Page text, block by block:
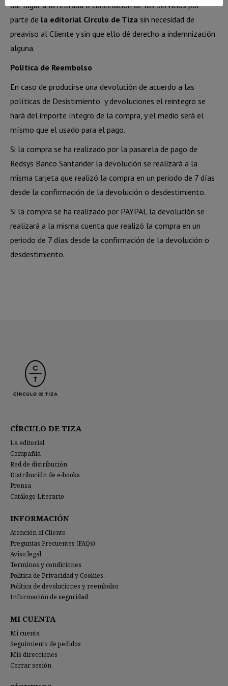
dar lugar a la retirada o cancelación de los Servicios por
parte de la editorial Círculo de Tiza sin necesidad de
preaviso al Cliente y sin que ello dé derecho a indemnización
alguna.
Política de Reembolso
En caso de producirse una devolución de acuerdo a las
políticas de Desistimiento y devoluciones el reintegro se
hará del importe íntegro de la compra, y el medio será el
mísmo que el usado para el pago.
Si la compra se ha realizado por la pasarela de pago de
Redsys Banco Santander la devolución se realizará a la
misma tarjeta que realizó la compra en un periodo de 7 días
desde la confirmación de la devolución o desdestimiento.
Si la compra se ha realizado por PAYPAL la devolución se
realizará a la misma cuenta que realizó la compra en un
periodo de 7 días desde la confirmación de la devolución o
desdestimiento.
CÍRCULO DE TIZA
La editorial
Compañía
Red de distribución
Distribución de e-books
Prensa
Catálogo Literario
INFORMACIÓN
Atención al Cliente
Preguntas Frecuentes (FAQs)
Aviso legal
Terminos y condiciones
Política de Privacidad y Cookies
Política de devoluciones y reembolso
Información de seguridad
MI CUENTA
Mi cuenta
Seguimiento de pedidos
Mis direcciones
Cerrar sesión